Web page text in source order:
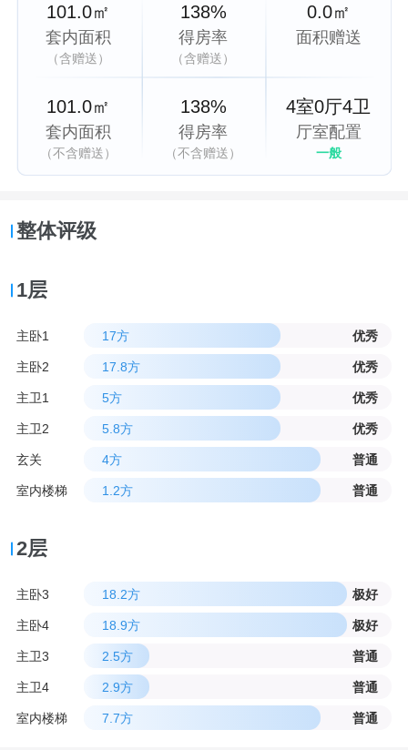
101.0㎡
套内面积
（含赠送）
101.0㎡
套内面积
（不含赠送）
138%
得房率
（含赠送）
138%
得房率
（不含赠送）
0.0㎡
面积赠送
4室0厅4卫
厅室配置
一般
整体评级
1层
主卧1 17方 优秀
主卧2 17.8方 优秀
主卫1 5方 优秀
主卫2 5.8方 优秀
玄关 4方 普通
室内楼梯 1.2方 普通
2层
主卧3 18.2方 极好
主卧4 18.9方 极好
主卫3 2.5方 普通
主卫4 2.9方 普通
室内楼梯 7.7方 普通